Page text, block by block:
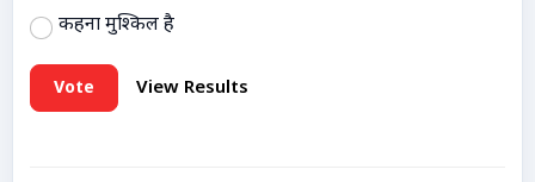
कहना मुश्किल है
Vote View Results